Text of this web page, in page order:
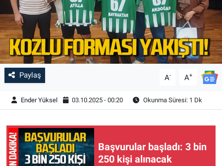
Paylaş A- A+
Ender Yüksel 03.10.2025 - 00:20 Okunma Süresi: 1 Dk
Başvurular başladı: 3 bin
250 kişi alınacak